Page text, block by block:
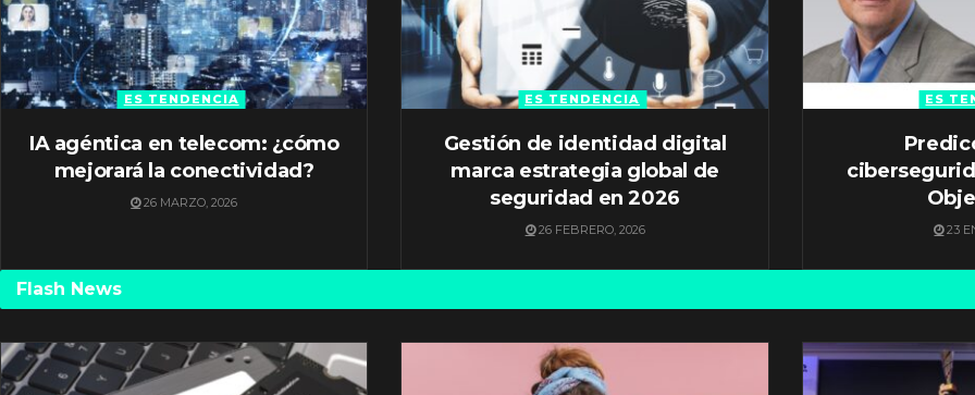
ES TENDENCIA
IA agéntica en telecom: ¿cómo
mejorará la conectividad?
26 MARZO, 2026
ES TENDENCIA
Gestión de identidad digital
marca estrategia global de
seguridad en 2026
26 FEBRERO, 2026
ES
23
Flash News